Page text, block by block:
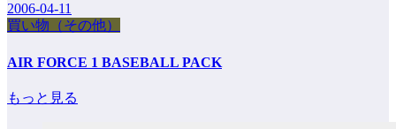
2006-04-11
買い物（その他）
AIR FORCE 1 BASEBALL PACK
もっと見る